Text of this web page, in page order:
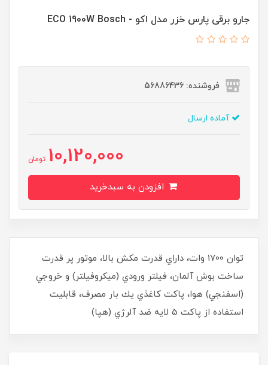
جارو برقی پارس خزر مدل اکو - ECO 1900W Bosch
فروشنده: 56886436
آماده ارسال
10,120,000 تومان
توان 1700 وات، داراي قدرت مكش بالا، موتور پر قدرت
ساخت بوش آلمان، فيلتر ورودي (ميكروفيلتر) و خروجي
(اسفنجي) هوا، پاكت كاغذي يك بار مصرف، قابليت
استفاده از پاكت 5 لايه ضد آلرژي (هپا)